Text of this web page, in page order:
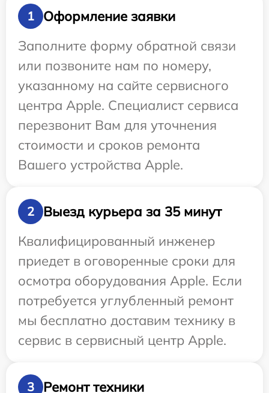
1
Оформление заявки
Заполните форму обратной связи
или позвоните нам по номеру,
указанному на сайте сервисного
центра Apple. Специалист сервиса
перезвонит Вам для уточнения
стоимости и сроков ремонта
Вашего устройства Apple.
2
Выезд курьера за 35 минут
Квалифицированный инженер
приедет в оговоренные сроки для
осмотра оборудования Apple. Если
потребуется углубленный ремонт
мы бесплатно доставим технику в
сервис в сервисный центр Apple.
3 Ремонт техники